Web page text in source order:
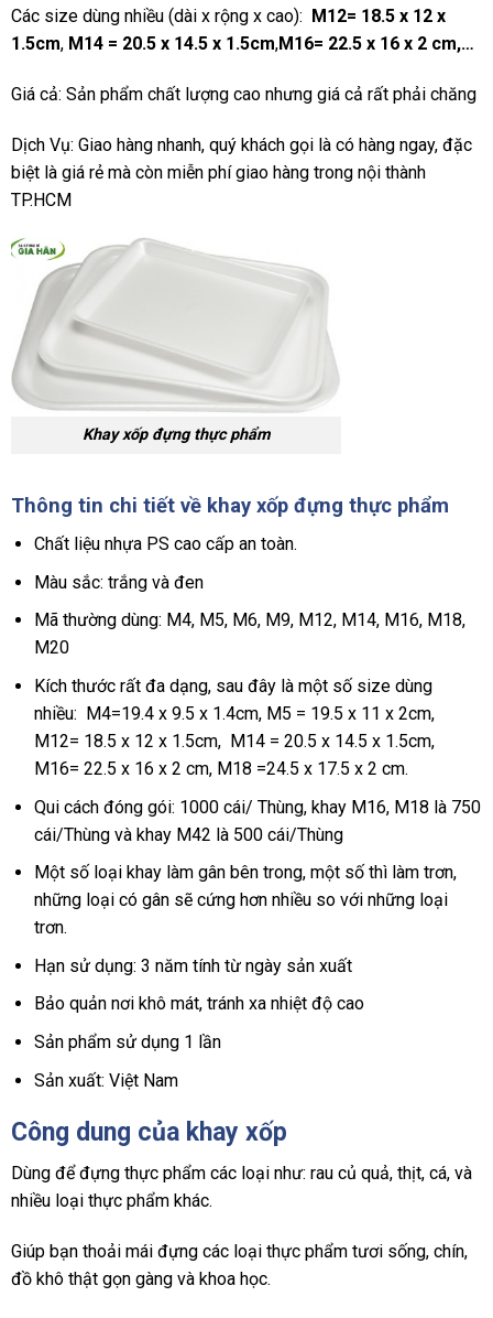
Các size dùng nhiều (dài x rộng x cao):
M12= 18.5 x 12 x
1.5cm, M14 = 20.5 x 14.5 x 1.5cm,M16= 22.5 x 16 x 2 cm,…
Giá cả: Sản phẩm chất lượng cao nhưng giá cả rất phải chăng
Dịch Vụ: Giao hàng nhanh, quý khách gọi là có hàng ngay, đặc
biệt là giá rẻ mà còn miễn phí giao hàng trong nội thành
TP.HCM
Khay xốp đựng thực phẩm
Thông tin chi tiết về khay xốp đựng thực phẩm
Chất liệu nhựa PS cao cấp an toàn.
Màu sắc: trắng và đen
Mã thường dùng: M4, M5, M6, M9, M12, M14, M16, M18,
M20
Kích thước rất đa dạng, sau đây là một số size dùng
nhiều: M4=19.4 x 9.5 x 1.4cm, M5 = 19.5 x 11 x 2cm,
M12= 18.5 x 12 x 1.5cm, M14 = 20.5 x 14.5 x 1.5cm,
M16= 22.5 x 16 x 2 cm, M18 =24.5 x 17.5 x 2 cm.
Qui cách đóng gói: 1000 cái/ Thùng, khay M16, M18 là 750
cái/Thùng và khay M42 là 500 cái/Thùng
Một số loại khay làm gân bên trong, một số thì làm trơn,
những loại có gân sẽ cứng hơn nhiều so với những loại
trơn.
Hạn sử dụng: 3 năm tính từ ngày sản xuất
Bảo quản nơi khô mát, tránh xa nhiệt độ cao
Sản phẩm sử dụng 1 lần
Sản xuất: Việt Nam
Công dung của khay xốp
Dùng để đựng thực phẩm các loại như: rau củ quả, thịt, cá, và
nhiều loại thực phẩm khác.
Giúp bạn thoải mái đựng các loại thực phẩm tươi sống, chín,
đồ khô thật gọn gàng và khoa học.